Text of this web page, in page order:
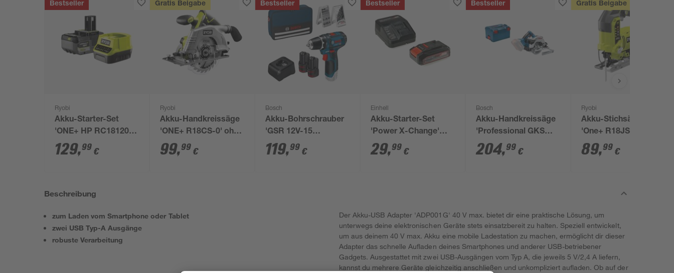
Bestseller
Ryobi
Akku-Starter-Set
'ONE+ HP RC18120-
150X' 18 V 5,0 Ah mit
Akku und Ladegerät
129,99 €
Gratis Beigabe
Ryobi
Akku-Handkreissäge
'ONE+ R18CS-0' ohne
Akku, Ø 165 mm
99,99 €
Bestseller
Bosch
Akku-Bohrschrauber
'GSR 12V-15
Professional' mit 2
Akkus, Tasche und
119,99 €
Bestseller
Einhell
Akku-Starter-Set
'Power X-Change'
Ladegerät und Akku
18 V 2,5 Ah
29,99 €
Bestseller
Bosch
Akku-Handkreissäge
'Professional GKS
18V-57 G' ohne Akku
18 V, mit
204,99 €
Gratis Beigabe
Ryobi
Akku-Stichsäge
'One+ R18JS-0' 18 V
ohne Akku, Hublänge
25 mm
89,99 €
Beschreibung
zum Laden vom Smartphone oder Tablet
zwei USB Typ-A Ausgänge
robuste Verarbeitung
Der Akku-USB Adapter 'ADP001G' 40 V max. bietet dir eine praktische Lösung, um
unterwegs deine elektronischen Geräte stets einsatzbereit zu halten. Speziell entwickelt,
um aus deinem 40 V max. Akku eine mobile Ladestation zu machen, ermöglicht dir dieser
Adapter das schnelle Aufladen deines Smartphones und anderer USB-betriebener
Gadgets. Ausgestattet mit zwei USB-Ausgängen vom Typ A, die jeweils 5 V/2,4 A liefern,
kannst du mehrere Geräte gleichzeitig anschließen und unkompliziert aufladen. Ob auf der